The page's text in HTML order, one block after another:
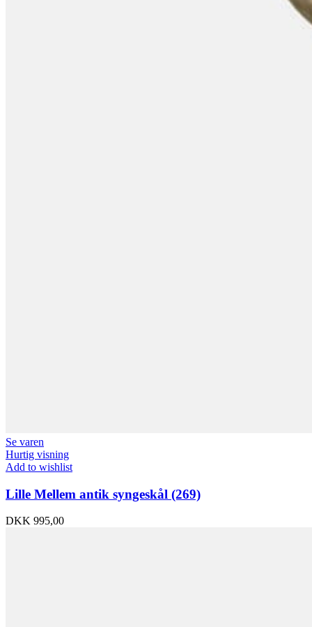
Se varen
Hurtig visning
Add to wishlist
Lille Mellem antik syngeskål (269)
DKK 995,00